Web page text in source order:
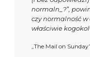
normaln_?”,
czy normalność
właściwie
„The Mail on Sunday”